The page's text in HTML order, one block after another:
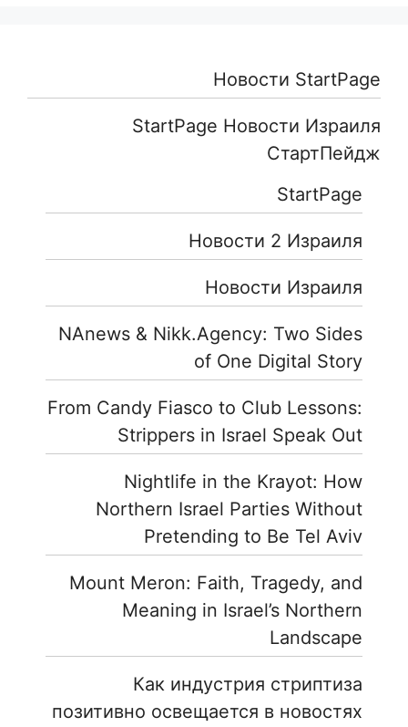
Новости StartPage
StartPage Новости Израиля
СтартПейдж
StartPage
Новости 2 Израиля
Новости Израиля
NAnews & Nikk.Agency: Two Sides
of One Digital Story
From Candy Fiasco to Club Lessons:
Strippers in Israel Speak Out
Nightlife in the Krayot: How
Northern Israel Parties Without
Pretending to Be Tel Aviv
Mount Meron: Faith, Tragedy, and
Meaning in Israel’s Northern
Landscape
Как индустрия стриптиза
позитивно освещается в новостях